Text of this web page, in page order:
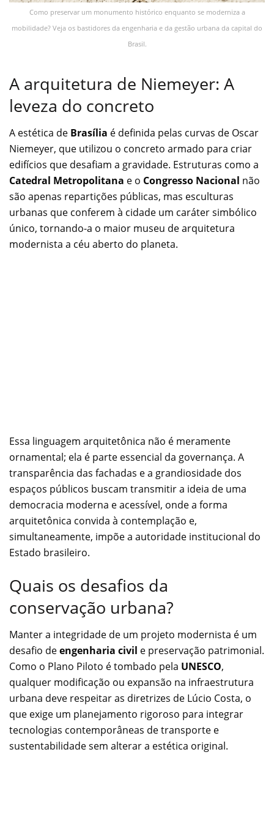
Como preservar um monumento histórico enquanto se moderniza a
mobilidade? Veja os bastidores da engenharia e da gestão urbana da capital do
Brasil.
A arquitetura de Niemeyer: A
leveza do concreto
A estética de Brasília é definida pelas curvas de Oscar
Niemeyer, que utilizou o concreto armado para criar
edifícios que desafiam a gravidade. Estruturas como a
Catedral Metropolitana e o Congresso Nacional não
são apenas repartições públicas, mas esculturas
urbanas que conferem à cidade um caráter simbólico
único, tornando-a o maior museu de arquitetura
modernista a céu aberto do planeta.
Essa linguagem arquitetônica não é meramente
ornamental; ela é parte essencial da governança. A
transparência das fachadas e a grandiosidade dos
espaços públicos buscam transmitir a ideia de uma
democracia moderna e acessível, onde a forma
arquitetônica convida à contemplação e,
simultaneamente, impõe a autoridade institucional do
Estado brasileiro.
Quais os desafios da
conservação urbana?
Manter a integridade de um projeto modernista é um
desafio deengenharia civil e preservação patrimonial.
Como o Plano Piloto é tombado pela UNESCO,
qualquer modificação ou expansão na infraestrutura
urbana deve respeitar as diretrizes de Lúcio Costa, o
que exige um planejamento rigoroso para integrar
tecnologias contemporâneas de transporte e
sustentabilidade sem alterar a estética original.